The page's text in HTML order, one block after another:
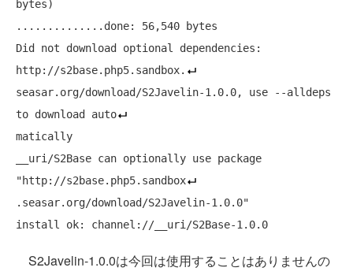
bytes)
..............done: 56,540 bytes
Did not download optional dependencies:
http://s2base.php5.sandbox.
seasar.org/download/S2Javelin-1.0.0, use --alldeps
to download auto
matically
__uri/S2Base can optionally use package
"http://s2base.php5.sandbox
.seasar.org/download/S2Javelin-1.0.0"
S2Javelin-1.0.0は今回は使用することはありませんの